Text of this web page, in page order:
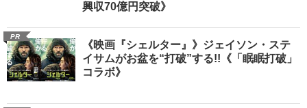
興収70億円突破》
PR
《映画『シェルター』》ジェイソン・ステ
イサムがお盆を“打破”する!!《「眠眠打破」
コラボ》